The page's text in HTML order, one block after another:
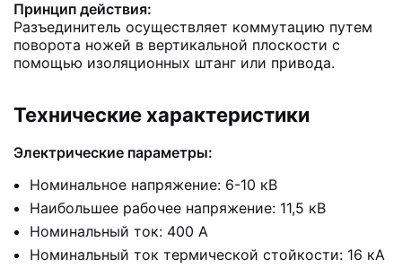
Принцип действия:
Разъединитель осуществляет коммутацию путем
поворота ножей в вертикальной плоскости с
помощью изоляционных штанг или привода.
Технические характеристики
Электрические параметры:
Номинальное напряжение: 6-10 кВ
Наибольшее рабочее напряжение: 11,5 кВ
Номинальный ток: 400 А
Номинальный ток термической стойкости: 16 кА